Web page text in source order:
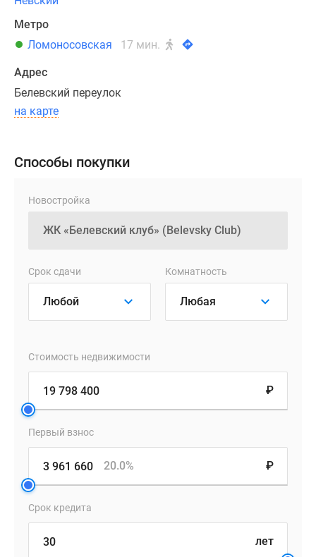
45
квартир.
Лоты
передаются
покупателям
с
под
продаются
договору
долевого
участия
счётом.
квартиру
можно
как
100%
предоплату,
так
Метро
Ломоносовская
17 мин.
Адрес
Белевский переулок
на карте
Способы покупки
Новостройка
Срок сдачи Комнатность
Стоимость недвижимости
₽
Первый взнос
₽
20.0%
Срок кредита
лет